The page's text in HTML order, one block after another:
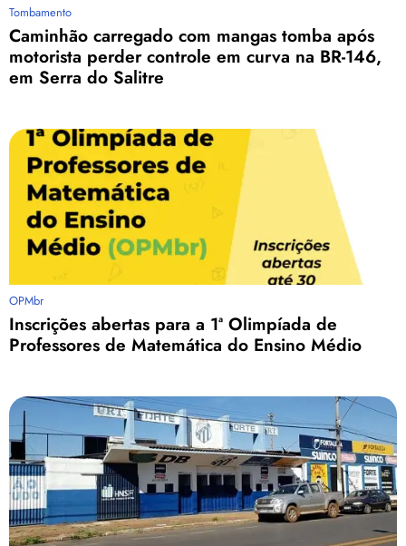
Tombamento
Caminhão carregado com mangas tomba após
motorista perder controle em curva na BR-146,
em Serra do Salitre
OPMbr
Inscrições abertas para a 1ª Olimpíada de
Professores de Matemática do Ensino Médio